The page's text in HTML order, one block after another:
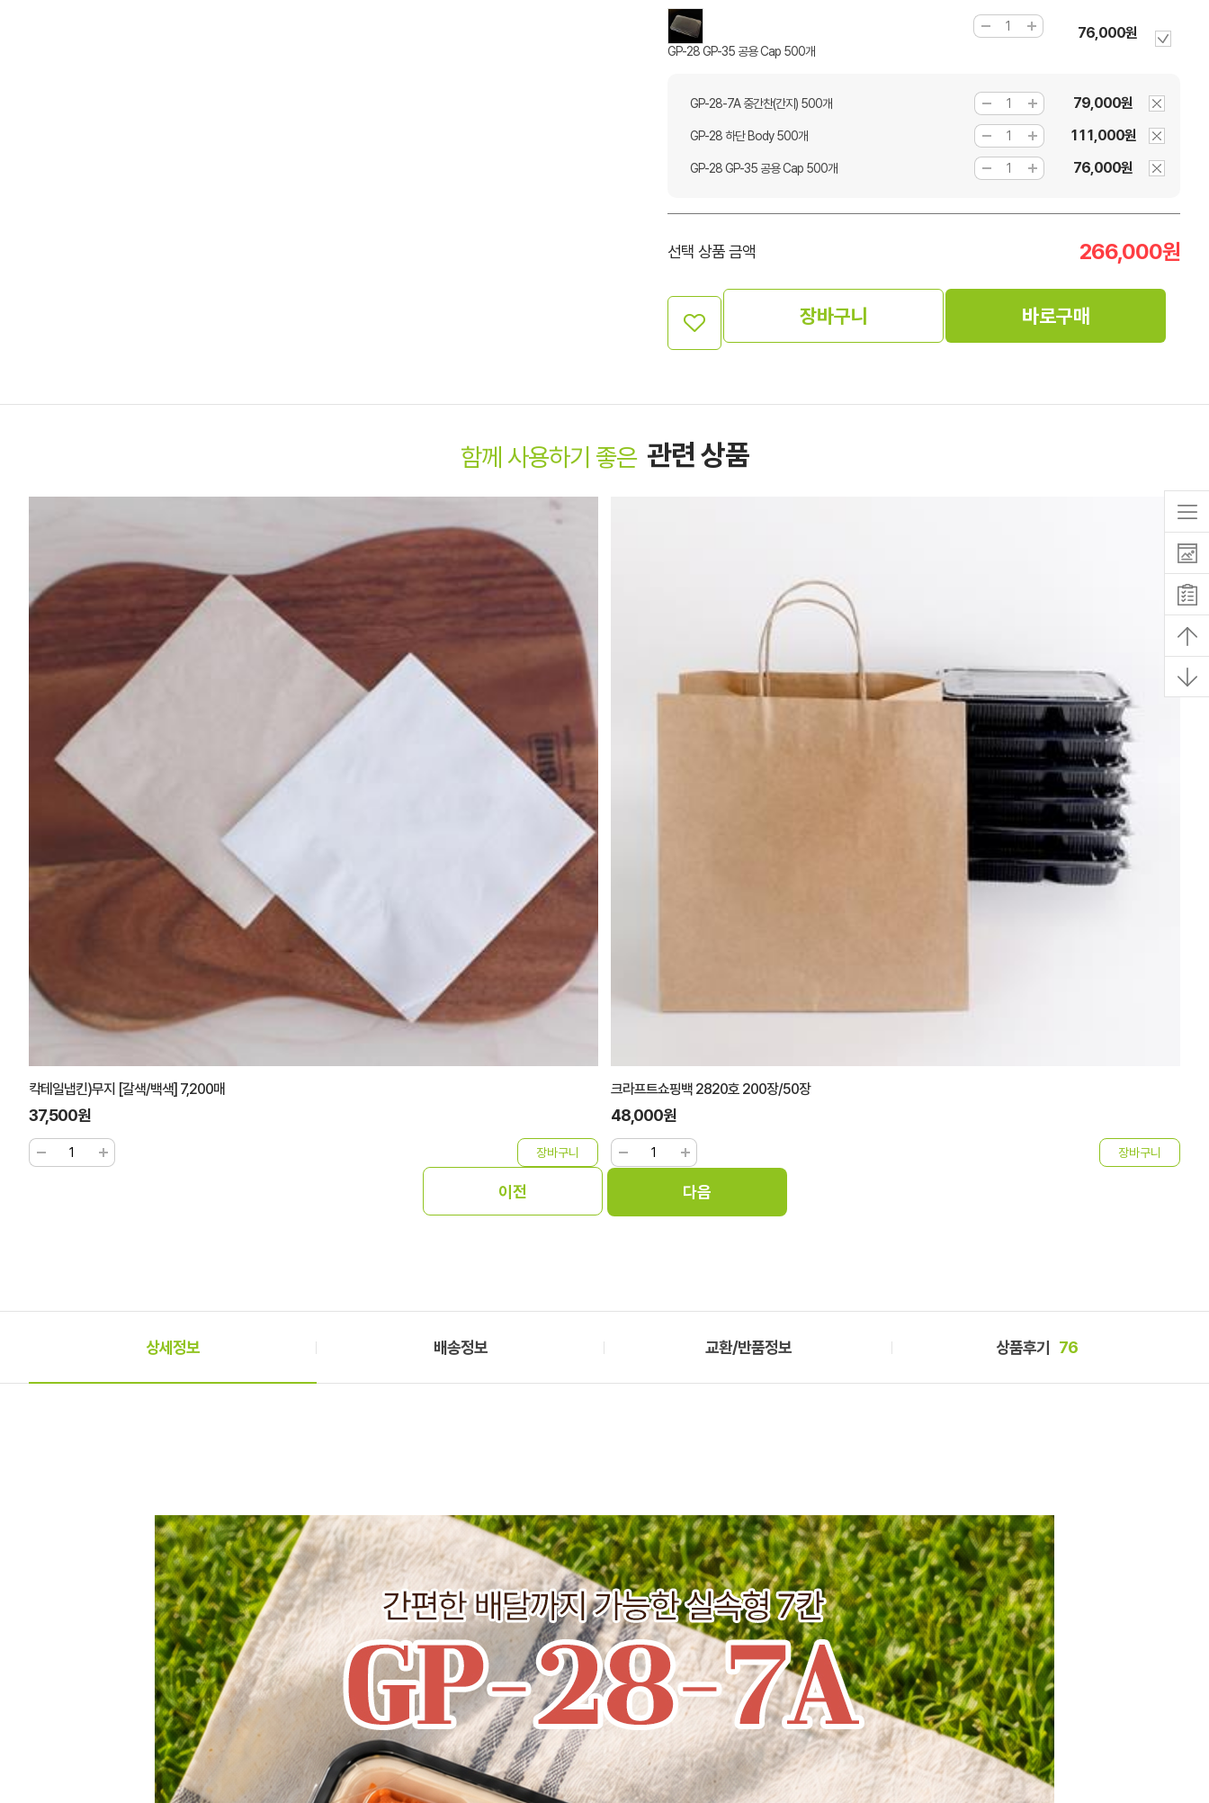
GP-28 GP-35 공용 Cap 500개
76,000원
GP-28-7A 중간찬(간지) 500개 79,000원
GP-28 하단 Body 500개 111,000원
GP-28 GP-35 공용 Cap 500개 76,000원
선택 상품 금액 266,000원
장바구니 바로구매
함께 사용하기 좋은 관련 상품
칵테일냅킨)무지 [갈색/백색] 7,200매
37,500원
크라프트쇼핑백 2820호 200장/50장
48,000원
상세정보 배송정보 교환/반품정보 상품후기 76